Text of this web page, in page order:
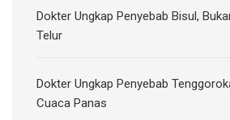
Dokter Ungkap Penyebab Bisul,
Telur
Dokter Ungkap Penyebab
Cuaca Panas